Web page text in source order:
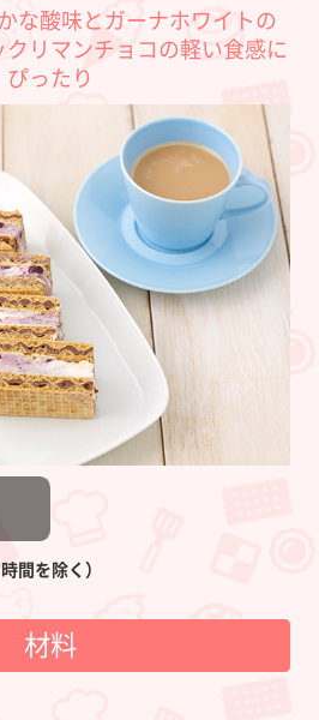
な酸味とガーナホワイトの
リマンチョコの軽い食感に
ぴったり
間を除く）
材料